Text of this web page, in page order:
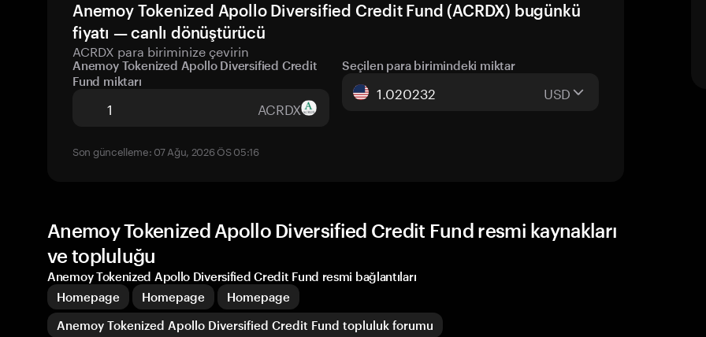
Anemoy Tokenized Apollo Diversified Credit Fund (ACRDX) bugünkü
fiyatı — canlı dönüştürücü
ACRDX para biriminize çevirin
Anemoy Tokenized Apollo Diversified Credit
Fund miktarı
ACRDX
Seçilen para birimindeki miktar
USD
Son güncelleme: 07 Ağu, 2026 ÖS 05:16
Anemoy Tokenized Apollo Diversified Credit Fund resmi kaynakları
ve topluluğu
Anemoy Tokenized Apollo Diversified Credit Fund resmi bağlantıları
Homepage
Homepage
Homepage
Anemoy Tokenized Apollo Diversified Credit Fund topluluk forumu